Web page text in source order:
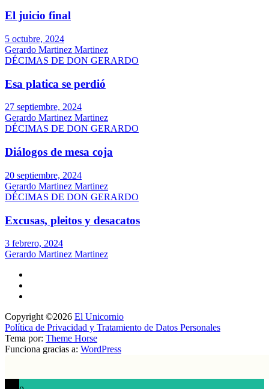
El juicio final
5 octubre, 2024
Gerardo Martinez Martinez
DÉCIMAS DE DON GERARDO
Esa platica se perdió
27 septiembre, 2024
Gerardo Martinez Martinez
DÉCIMAS DE DON GERARDO
Diálogos de mesa coja
20 septiembre, 2024
Gerardo Martinez Martinez
DÉCIMAS DE DON GERARDO
Excusas, pleitos y desacatos
3 febrero, 2024
Gerardo Martinez Martinez
Copyright ©2026 El Unicornio
Política de Privacidad y Tratamiento de Datos Personales
Tema por: Theme Horse
Funciona gracias a: WordPress